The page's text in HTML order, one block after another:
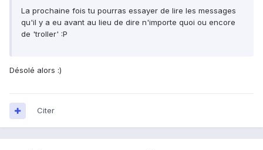
La prochaine fois tu pourras essayer de lire les messages
qu'il y a eu avant au lieu de dire n'importe quoi ou encore
de 'troller' :P
Désolé alors :)
Citer